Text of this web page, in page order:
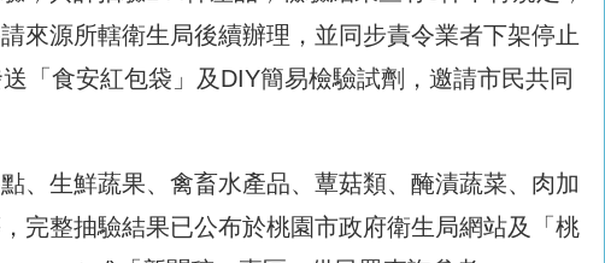
來源所轄衛生局後續辦理，並同步責令業者下架停止
「食安紅包袋」及DIY簡易檢驗試劑，邀請市民共同
、生鮮蔬果、禽畜水產品、蕈菇類、醃漬蔬菜、肉加
完整抽驗結果已公布於桃園市政府衛生局網站及「桃